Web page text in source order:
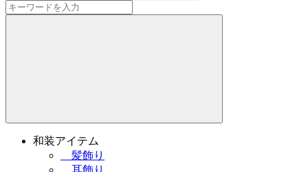
和装アイテム
髪飾り
耳飾り